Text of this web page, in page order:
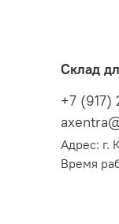
Склад
+7
Адрес: г.
Время